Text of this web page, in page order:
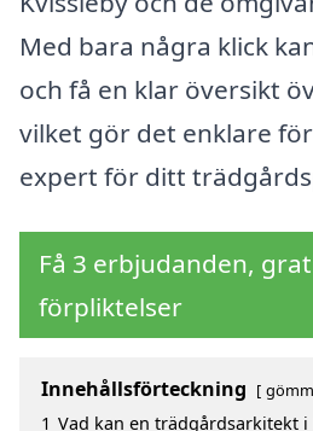
Med bara några klick
och få en klar översikt
vilket gör det enklare
expert för ditt
Få 3 erbjudanden,
förpliktelser
Innehållsförteckning
1 Vad kan en trädgårdsarkitekt